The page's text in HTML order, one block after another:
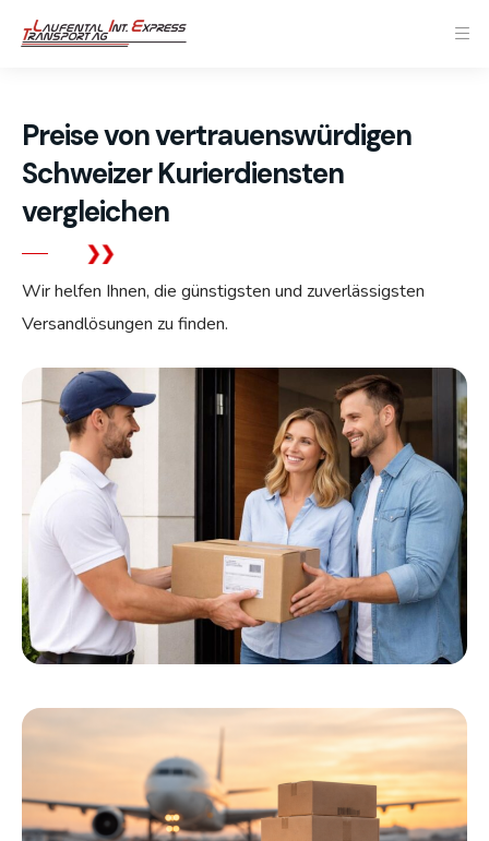
Preise von vertrauenswürdigen
Schweizer Kurierdiensten
vergleichen
Wir helfen Ihnen, die günstigsten und zuverlässigsten
Versandlösungen zu finden.